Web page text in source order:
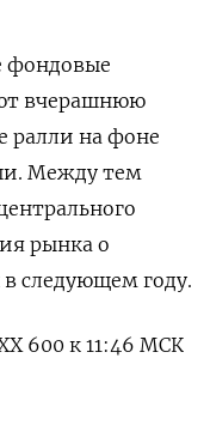
фондовые
вчерашнюю
ралли на фоне
Между тем
рынка о
следующем году.
600 к 11:46 МСК